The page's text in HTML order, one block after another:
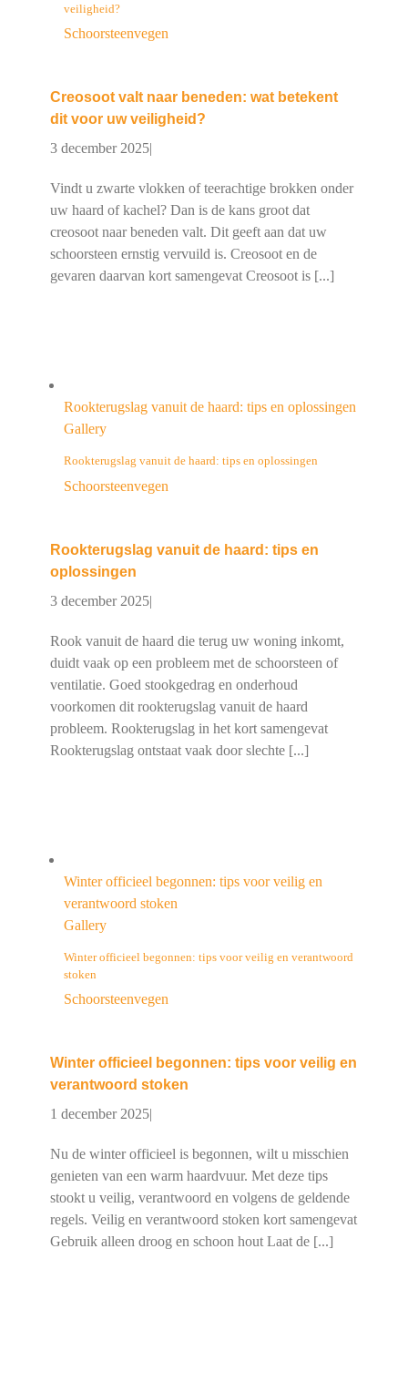
veiligheid?
Schoorsteenvegen
Creosoot valt naar beneden: wat betekent
dit voor uw veiligheid?
3 december 2025|
Vindt u zwarte vlokken of teerachtige brokken onder
uw haard of kachel? Dan is de kans groot dat
creosoot naar beneden valt. Dit geeft aan dat uw
schoorsteen ernstig vervuild is. Creosoot en de
gevaren daarvan kort samengevat Creosoot is [...]
Rookterugslag vanuit de haard: tips en oplossingen
Gallery
Rookterugslag vanuit de haard: tips en oplossingen
Schoorsteenvegen
Rookterugslag vanuit de haard: tips en
oplossingen
3 december 2025|
Rook vanuit de haard die terug uw woning inkomt,
duidt vaak op een probleem met de schoorsteen of
ventilatie. Goed stookgedrag en onderhoud
voorkomen dit rookterugslag vanuit de haard
probleem. Rookterugslag in het kort samengevat
Rookterugslag ontstaat vaak door slechte [...]
Winter officieel begonnen: tips voor veilig en
verantwoord stoken
Gallery
Winter officieel begonnen: tips voor veilig en verantwoord
stoken
Schoorsteenvegen
Winter officieel begonnen: tips voor veilig en
verantwoord stoken
1 december 2025|
Nu de winter officieel is begonnen, wilt u misschien
genieten van een warm haardvuur. Met deze tips
stookt u veilig, verantwoord en volgens de geldende
regels. Veilig en verantwoord stoken kort samengevat
Gebruik alleen droog en schoon hout Laat de [...]